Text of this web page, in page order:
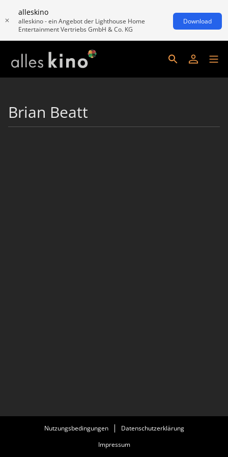
alleskino
alleskino - ein Angebot der Lighthouse Home
Entertainment Vertriebs GmbH & Co. KG
Download
Brian Beatt
Nutzungsbedingungen
Datenschutzerklärung
Impressum